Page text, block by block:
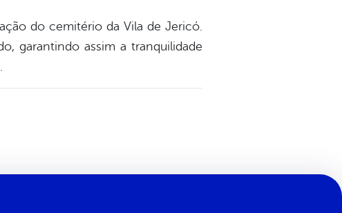
do cemitério da Vila de Jericó.
garantindo assim a tranquilidade